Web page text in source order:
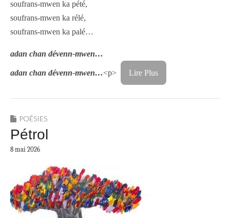
soufrans-mwen ka pété,
soufrans-mwen ka rélé,
soufrans-mwen ka palé…
adan chan dévenn-mwen…
adan chan dévenn-mwen…<p> Lire Plus
POÉSIES
Pétrol
8 mai 2026